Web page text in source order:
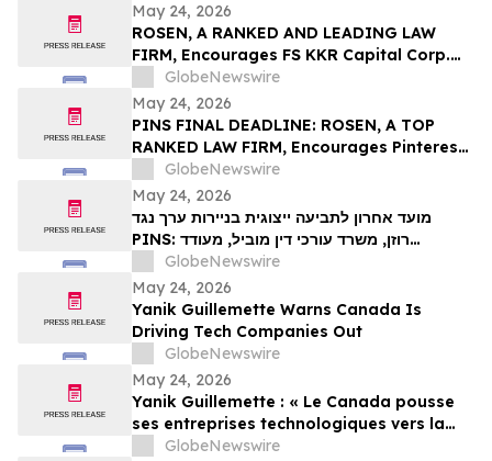
May 24, 2026
ROSEN, A RANKED AND LEADING LAW
FIRM, Encourages FS KKR Capital Corp.
Investors to Secure Counsel Before
Important Deadline in Securities Class
Action – FSK
GlobeNewswire
May 24, 2026
PINS FINAL DEADLINE: ROSEN, A TOP
RANKED LAW FIRM, Encourages Pinterest,
Inc. Investors with Losses in Excess of
$100K to Secure Counsel Before
Important May 29 Deadline in Securities
Class Action – PINS
GlobeNewswire
May 24, 2026
מועד אחרון לתביעה ייצוגית בניירות ערך נגד
PINS: רוזן, משרד עורכי דין מוביל, מעודד
משקיעים ב-Pinterest, Inc עם הפסדים של יותר
מ-100 אלף דולר לקבל ייעוץ משפטי לפני המועד
החשוב ב-29 במאי בתביעה ייצוגית לניירות ערך –
PIN…
GlobeNewswire
May 24, 2026
Yanik Guillemette Warns Canada Is
Driving Tech Companies Out
GlobeNewswire
May 24, 2026
Yanik Guillemette : « Le Canada pousse
ses entreprises technologiques vers la
sortie »GlobeNewswire